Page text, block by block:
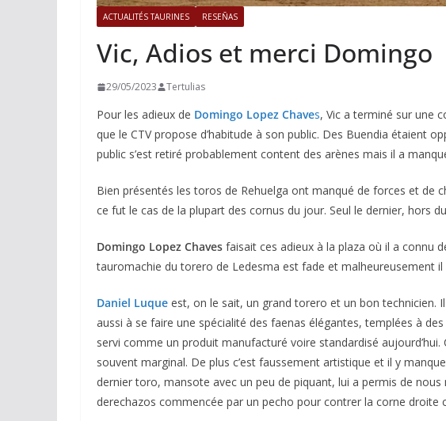
ACTUALITÉS TAURINES RESEÑAS
Vic, Adios et merci Domingo
29/05/2023 Tertulias
Pour les adieux de Domingo Lopez Chaves, Vic a terminé sur une
que le CTV propose d’habitude à son public. Des Buendia étaient
public s’est retiré probablement content des arènes mais il a
Bien présentés les toros de Rehuelga ont manqué de forces et de
ce fut le cas de la plupart des cornus du jour. Seul le dernier, hors
Domingo Lopez Chaves faisait ces adieux à la plaza où il a connu
tauromachie du torero de Ledesma est fade et malheureusement
Daniel Luque est, on le sait, un grand torero et un bon technicien.
aussi à se faire une spécialité des faenas élégantes, templées à
servi comme un produit manufacturé voire standardisé aujourd’hui.
souvent marginal. De plus c’est faussement artistique et il y
dernier toro, mansote avec un peu de piquant, lui a permis de
derechazos commencée par un pecho pour contrer la corne droite